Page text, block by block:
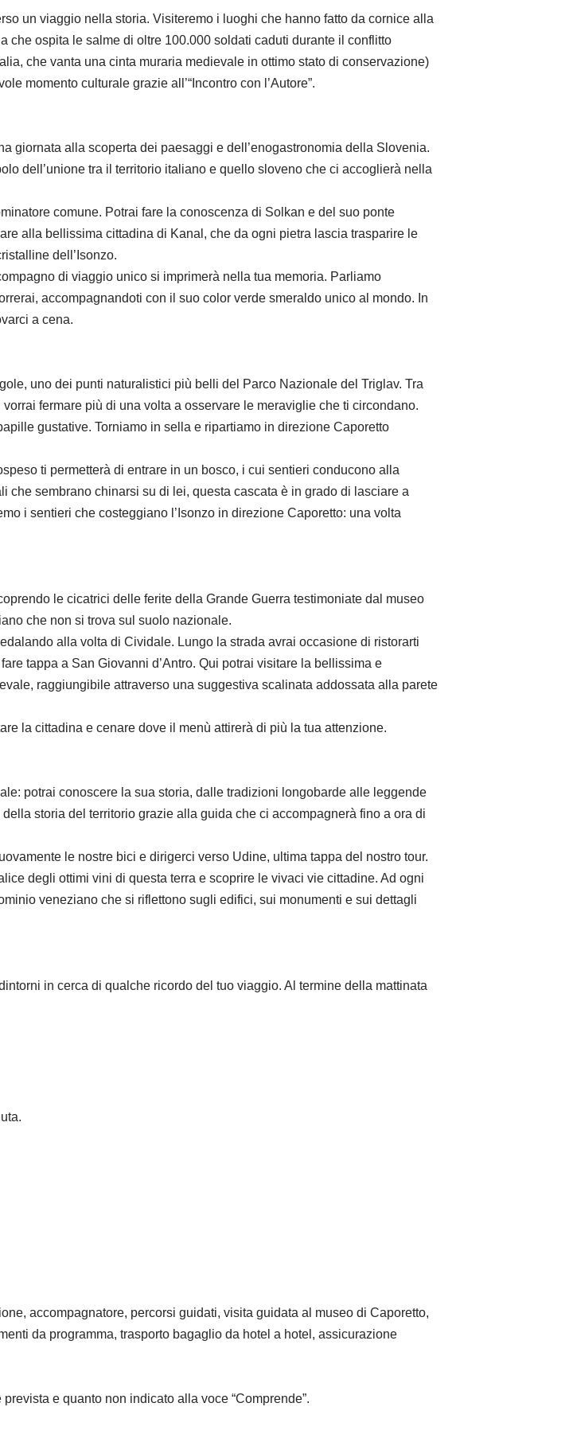
un viaggio nella storia. Visiteremo i luoghi che hanno fatto da cornice alla
ospita le salme di oltre 100.000 soldati caduti durante il conflitto
che vanta una cinta muraria medievale in ottimo stato di conservazione)
momento culturale grazie all’“Incontro con l’Autore”.
giornata alla scoperta dei paesaggi e dell’enogastronomia della Slovenia.
dell’unione tra il territorio italiano e quello sloveno che ci accoglierà nella
comune. Potrai fare la conoscenza di Solkan e del suo ponte
alla bellissima cittadina di Kanal, che da ogni pietra lascia trasparire le
dell’Isonzo.
di viaggio unico si imprimerà nella tua memoria. Parliamo
accompagnandoti con il suo color verde smeraldo unico al mondo. In
a cena.
uno dei punti naturalistici più belli del Parco Nazionale del Triglav. Tra
fermare più di una volta a osservare le meraviglie che ti circondano.
gustative. Torniamo in sella e ripartiamo in direzione Caporetto
ti permetterà di entrare in un bosco, i cui sentieri conducono alla
sembrano chinarsi su di lei, questa cascata è in grado di lasciare a
i sentieri che costeggiano l’Isonzo in direzione Caporetto: una volta
le cicatrici delle ferite della Grande Guerra testimoniate dal museo
che non si trova sul suolo nazionale.
alla volta di Cividale. Lungo la strada avrai occasione di ristorarti
tappa a San Giovanni d’Antro. Qui potrai visitare la bellissima e
raggiungibile attraverso una suggestiva scalinata addossata alla parete
la cittadina e cenare dove il menù attirerà di più la tua attenzione.
potrai conoscere la sua storia, dalle tradizioni longobarde alle leggende
storia del territorio grazie alla guida che ci accompagnerà fino a ora di
le nostre bici e dirigerci verso Udine, ultima tappa del nostro tour.
degli ottimi vini di questa terra e scoprire le vivaci vie cittadine. Ad ogni
veneziano che si riflettono sugli edifici, sui monumenti e sui dettagli
in cerca di qualche ricordo del tuo viaggio. Al termine della mattinata
accompagnatore, percorsi guidati, visita guidata al museo di Caporetto,
da programma, trasporto bagaglio da hotel a hotel, assicurazione
e quanto non indicato alla voce “Comprende”.